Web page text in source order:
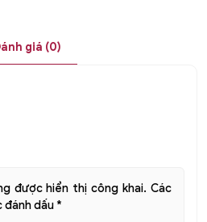
giá (0)
được hiển thị công khai. Các
dấu *